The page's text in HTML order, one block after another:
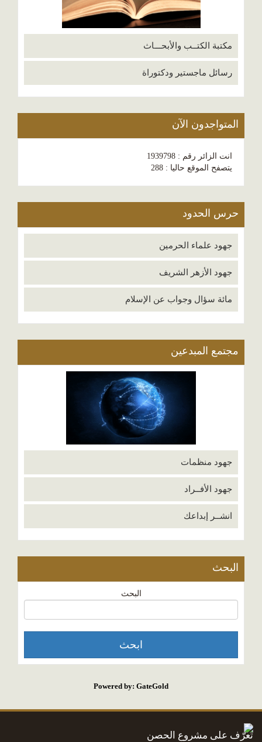
مكتبة الكتــب والأبحـــاث
رسائل ماجستير ودكتوراة
المتواجدون الآن
انت الزائر رقم : 1939798
يتصفح الموقع حاليا : 288
حرس الحدود
جهود علماء الحرمين
جهود الأزهر الشريف
مائة سؤال وجواب عن الإسلام
مجتمع المبدعين
جهود منظمات
جهود الأفــراد
انشــر إبداعك
البحث
البحث
Powered by: GateGold
تعرّف على مشروع الحصن